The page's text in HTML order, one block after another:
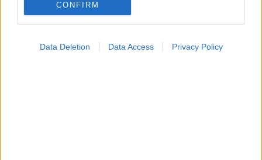
CONFIRM
Data Deletion Data Access Privacy Policy